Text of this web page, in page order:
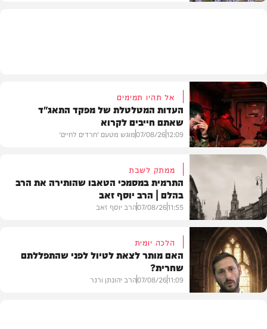
דעות
אל תהיו תמימים
העדות המטלטלת של מפקד התאג"ד
שאתם חייבים לקרוא
12:09
07/08/26מוגש מטעם 'חרדים לחיים'
בית המדרש
ממתק לשבת
התרמית במסמכי הטאבו שהותירה את הרב
בהלם | הרב יוסף זאב
11:55
07/08/26הרב יוסף זאב
הלכה יומית
האם מותר לצאת לטיול לפני שהתפללתם
שחרית?
11:09
07/08/26הרב יהונתן ורנר